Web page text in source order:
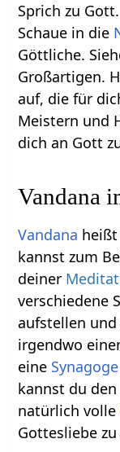
Sprich zu
Schaue in die
Göttliche.
Großartigen.
auf, die für
Meistern und
dich an Gott
Vandana
Vandana
kannst zum
deiner
verschiedene
aufstellen
irgendwo
eine Synagoge
kannst du
natürlich volle
Gottesliebe